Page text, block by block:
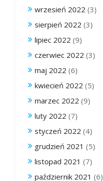
wrzesień 2022 (3)
sierpień 2022 (3)
lipiec 2022 (9)
czerwiec 2022 (3)
maj 2022 (6)
kwiecień 2022 (5)
marzec 2022 (9)
luty 2022 (7)
styczeń 2022 (4)
grudzień 2021 (5)
listopad 2021 (7)
październik 2021 (6)